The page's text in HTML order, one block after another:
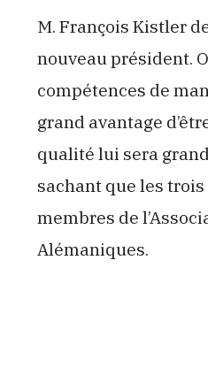
M. François Kistler
nouveau président.
compétences de
grand avantage
qualité lui sera
sachant que les
membres de
Alémaniques.